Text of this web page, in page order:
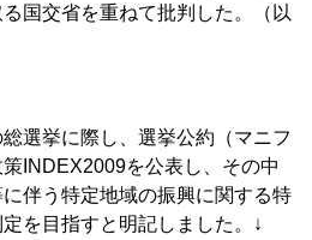
国交省を重ねて批判した。（以
選挙に際し、選挙公約（マニフ
INDEX2009を公表し、その中
伴う特定地域の振興に関する特
を目指すと明記しました。↓